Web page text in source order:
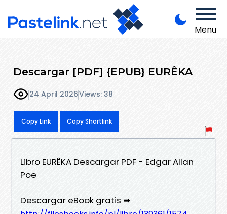
Menu
Descargar [PDF] {EPUB} EURÊKA
24 April 2026Views: 38
Copy Link Copy Shortlink
Libro EURÊKA Descargar PDF - Edgar Allan
Poe
Descargar eBook gratis ➡